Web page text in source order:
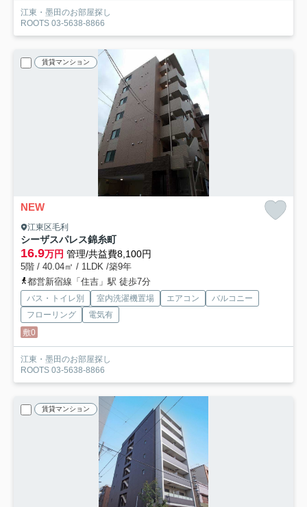
江東・墨田のお部屋探し
ROOTS 03-5638-8866
賃貸マンション
NEW
江東区毛利
シーザスパレス錦糸町
16.9万円 管理/共益費8,100円
5階 / 40.04㎡ / 1LDK /築9年
都営新宿線「住吉」駅 徒歩7分
バス・トイレ別 室内洗濯機置場 エアコン
バルコニー
フローリング
電気有
敷0
江東・墨田のお部屋探し
ROOTS 03-5638-8866
賃貸マンション